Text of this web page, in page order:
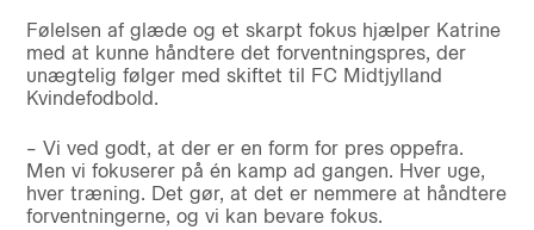
Følelsen af glæde og et skarpt fokus hjælper Katrine
med at kunne håndtere det forventningspres, der
unægtelig følger med skiftet til FC Midtjylland
Kvindefodbold.
– Vi ved godt, at der er en form for pres oppefra.
Men vi fokuserer på én kamp ad gangen. Hver uge,
hver træning. Det gør, at det er nemmere at håndtere
forventningerne, og vi kan bevare fokus.